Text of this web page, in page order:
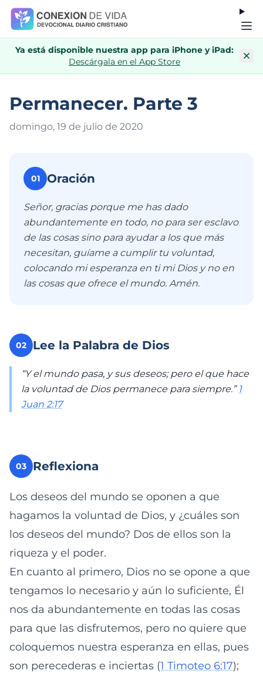
Ya está disponible nuestra app para iPhone y iPad:
Descárgala en el App Store
Permanecer. Parte 3
domingo, 19 de julio de 2020
01 Oración
Señor, gracias porque me has dado
abundantemente en todo, no para ser esclavo
de las cosas sino para ayudar a los que más
necesitan, guíame a cumplir tu voluntad,
colocando mi esperanza en ti mi Dios y no en
las cosas que ofrece el mundo. Amén.
02 Lee la Palabra de Dios
“Y el mundo pasa, y sus deseos; pero el que hace
la voluntad de Dios permanece para siempre.” 1
Juan 2:17
03 Reflexiona
Los deseos del mundo se oponen a que
hagamos la voluntad de Dios, y ¿cuáles son
los deseos del mundo? Dos de ellos son la
riqueza y el poder.
En cuanto al primero, Dios no se opone a que
tengamos lo necesario y aún lo suficiente, Él
nos da abundantemente en todas las cosas
para que las disfrutemos, pero no quiere que
coloquemos nuestra esperanza en ellas, pues
son perecederas e inciertas (1 Timoteo 6:17);